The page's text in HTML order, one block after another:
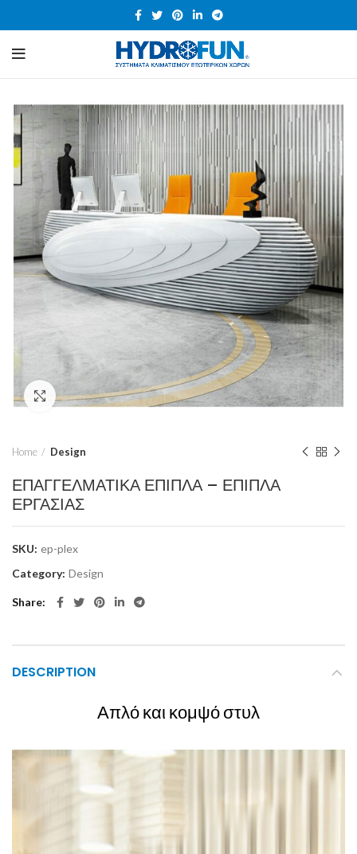
Click to enlarge
Home Design
ΕΠΑΓΓΕΛΜΑΤΙΚΑ ΕΠΙΠΛΑ – ΕΠΙΠΛΑ
ΕΡΓΑΣΙΑΣ
SKU: ep-plex
Category: Design
Share
DESCRIPTION
Απλό και κομψό στυλ